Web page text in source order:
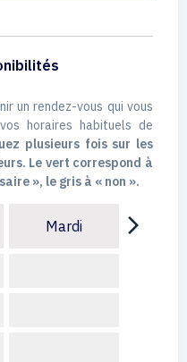
un rendez-vous qui vous
horaires habituels de
plusieurs fois sur les
Le vert correspond à
», le gris à « non ».
Mardi arrow_forward_ios